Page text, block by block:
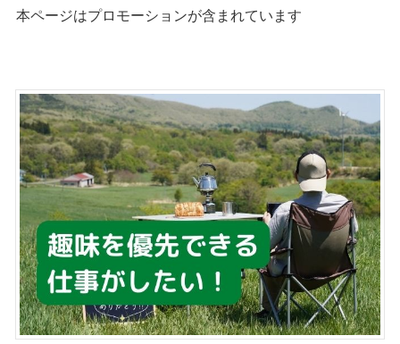
本ページはプロモーションが含まれています